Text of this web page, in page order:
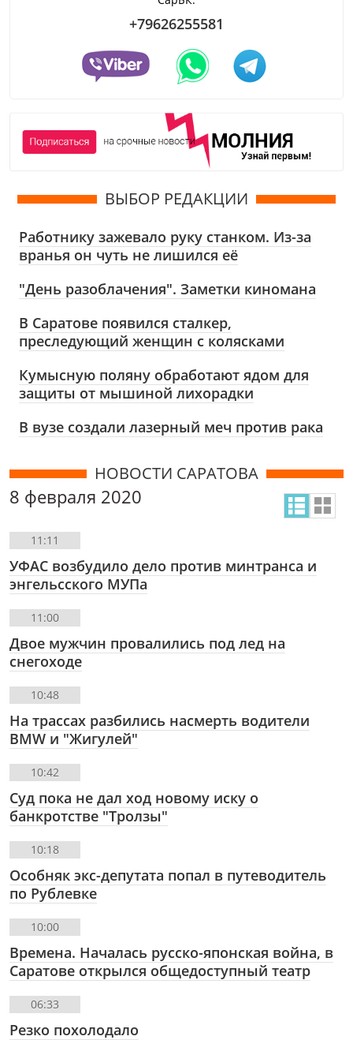
+79626255581
ВЫБОР РЕДАКЦИИ
Работнику зажевало руку станком. Из-за
вранья он чуть не лишился её
"День разоблачения". Заметки киномана
В Саратове появился сталкер,
преследующий женщин с колясками
Кумысную поляну обработают ядом для
защиты от мышиной лихорадки
В вузе создали лазерный меч против рака
НОВОСТИ САРАТОВА
8 февраля 2020
11:11
УФАС возбудило дело против минтранса и
энгельсского МУПа
11:00
Двое мужчин провалились под лед на
снегоходе
10:48
На трассах разбились насмерть водители
BMW и "Жигулей"
10:42
Суд пока не дал ход новому иску о
банкротстве "Тролзы"
10:18
Особняк экс-депутата попал в путеводитель
по Рублевке
10:00
Времена. Началась русско-японская война, в
Саратове открылся общедоступный театр
06:33
Резко похолодало